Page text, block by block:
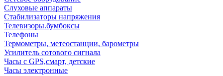
Слуховые аппараты
Стабилизаторы напряжения
Телевизоры.бумбоксы
Телефоны
Термометры, метеостанции, барометры
Усилитель сотового сигнала
Часы с GPS,смарт, детские
Часы электронные